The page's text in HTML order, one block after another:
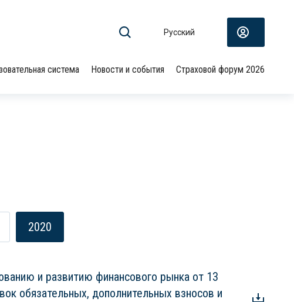
Русский
система Новости и события Страховой форум 2026
2020
и развитию финансового рынка от 13
обязательных, дополнительных взносов и